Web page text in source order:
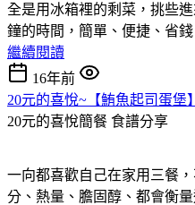
全是用冰箱裡的剩菜，挑些
鐘的時間，簡單、便捷、省錢
繼續閱讀
16年前
20元的喜悅~【鮪魚起司蛋堡】
20元的喜悅簡餐 食譜分享
一向都喜歡自己在家用三餐
分、熱量、膽固醇、都會衡